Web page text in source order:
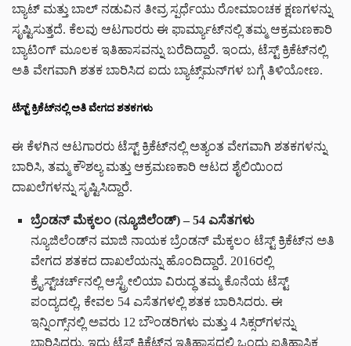
ಬ್ಯಾಟ್ ಮತ್ತು ಬಾಲ್ ನಡುವಿನ ತೀವ್ರ ಸ್ಪರ್ಧೆಯು ರೋಮಾಂಚಕ ಕ್ಷಣಗಳನ್ನು
ಸೃಷ್ಟಿಸುತ್ತದೆ. ಕೆಲವು ಆಟಗಾರರು ಈ ಫಾರ್ಮ್ಯಾಟ್‌ನಲ್ಲಿ ತಮ್ಮ ಆಕ್ರಮಣಕಾರಿ
ಬ್ಯಾಟಿಂಗ್ ಮೂಲಕ ಇತಿಹಾಸವನ್ನು ಬರೆದಿದ್ದಾರೆ. ಇಂದು, ಟೆಸ್ಟ್ ಕ್ರಿಕೆಟ್‌ನಲ್ಲಿ
ಅತಿ ವೇಗವಾಗಿ ಶತಕ ಬಾರಿಸಿದ ಐದು ಬ್ಯಾಟ್ಸ್‌ಮನ್‌ಗಳ ಬಗ್ಗೆ ತಿಳಿಯೋಣ.
ಟೆಸ್ಟ್ ಕ್ರಿಕೆಟ್‌ನಲ್ಲಿ ಅತಿ ವೇಗದ ಶತಕಗಳು
ಈ ಕೆಳಗಿನ ಆಟಗಾರರು ಟೆಸ್ಟ್ ಕ್ರಿಕೆಟ್‌ನಲ್ಲಿ ಅತ್ಯಂತ ವೇಗವಾಗಿ ಶತಕಗಳನ್ನು
ಬಾರಿಸಿ, ತಮ್ಮ ಕೌಶಲ್ಯ ಮತ್ತು ಆಕ್ರಮಣಕಾರಿ ಆಟದ ಶೈಲಿಯಿಂದ
ದಾಖಲೆಗಳನ್ನು ಸೃಷ್ಟಿಸಿದ್ದಾರೆ.
ಬ್ರೆಂಡನ್ ಮೆಕ್ಕಲಂ (ನ್ಯೂಜಿಲೆಂಡ್) – 54 ಎಸೆತಗಳು
ನ್ಯೂಜಿಲೆಂಡ್‌ನ ಮಾಜಿ ನಾಯಕ ಬ್ರೆಂಡನ್ ಮೆಕ್ಕಲಂ ಟೆಸ್ಟ್ ಕ್ರಿಕೆಟ್‌ನ ಅತಿ
ವೇಗದ ಶತಕದ ದಾಖಲೆಯನ್ನು ಹೊಂದಿದ್ದಾರೆ. 2016ರಲ್ಲಿ
ಕ್ರೈಸ್ಟ್‌ಚರ್ಚ್‌ನಲ್ಲಿ ಆಸ್ಟ್ರೇಲಿಯಾ ವಿರುದ್ಧ ತಮ್ಮ ಕೊನೆಯ ಟೆಸ್ಟ್
ಪಂದ್ಯದಲ್ಲಿ, ಕೇವಲ 54 ಎಸೆತಗಳಲ್ಲಿ ಶತಕ ಬಾರಿಸಿದರು. ಈ
ಇನ್ನಿಂಗ್ಸ್‌ನಲ್ಲಿ ಅವರು 12 ಬೌಂಡರಿಗಳು ಮತ್ತು 4 ಸಿಕ್ಸರ್‌ಗಳನ್ನು
ಬಾರಿಸಿದರು, ಇದು ಟೆಸ್ಟ್ ಕ್ರಿಕೆಟ್‌ನ ಇತಿಹಾಸದಲ್ಲಿ ಒಂದು ಐತಿಹಾಸಿಕ